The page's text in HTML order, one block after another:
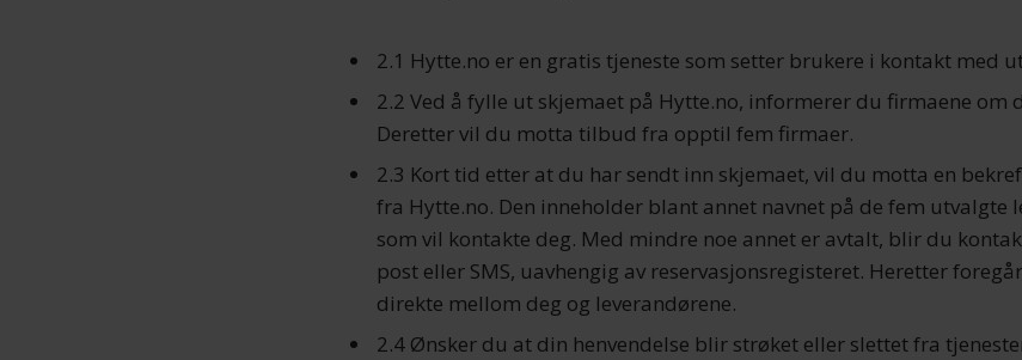
2.1 Hytte.no er en gratis tjeneste som setter brukere i kontakt med
2.2 Ved å fylle ut skjemaet på Hytte.no, informerer du firmaene om
Deretter vil du motta tilbud fra opptil fem firmaer.
2.3 Kort tid etter at du har sendt inn skjemaet, vil du motta en
fra Hytte.no. Den inneholder blant annet navnet på de fem utvalgte
som vil kontakte deg. Med mindre noe annet er avtalt, blir du
post eller SMS, uavhengig av reservasjonsregisteret. Heretter
direkte mellom deg og leverandørene.
2.4 Ønsker du at din henvendelse blir strøket eller slettet fra